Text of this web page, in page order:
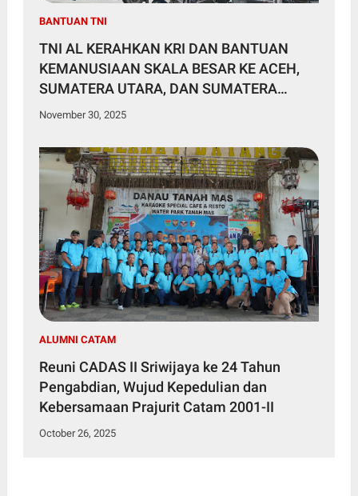
BANTUAN TNI
TNI AL KERAHKAN KRI DAN BANTUAN
KEMANUSIAAN SKALA BESAR KE ACEH,
SUMATERA UTARA, DAN SUMATERA
BARAT
November 30, 2025
ALUMNI CATAM
Reuni CADAS II Sriwijaya ke 24 Tahun
Pengabdian, Wujud Kepedulian dan
Kebersamaan Prajurit Catam 2001-II
October 26, 2025